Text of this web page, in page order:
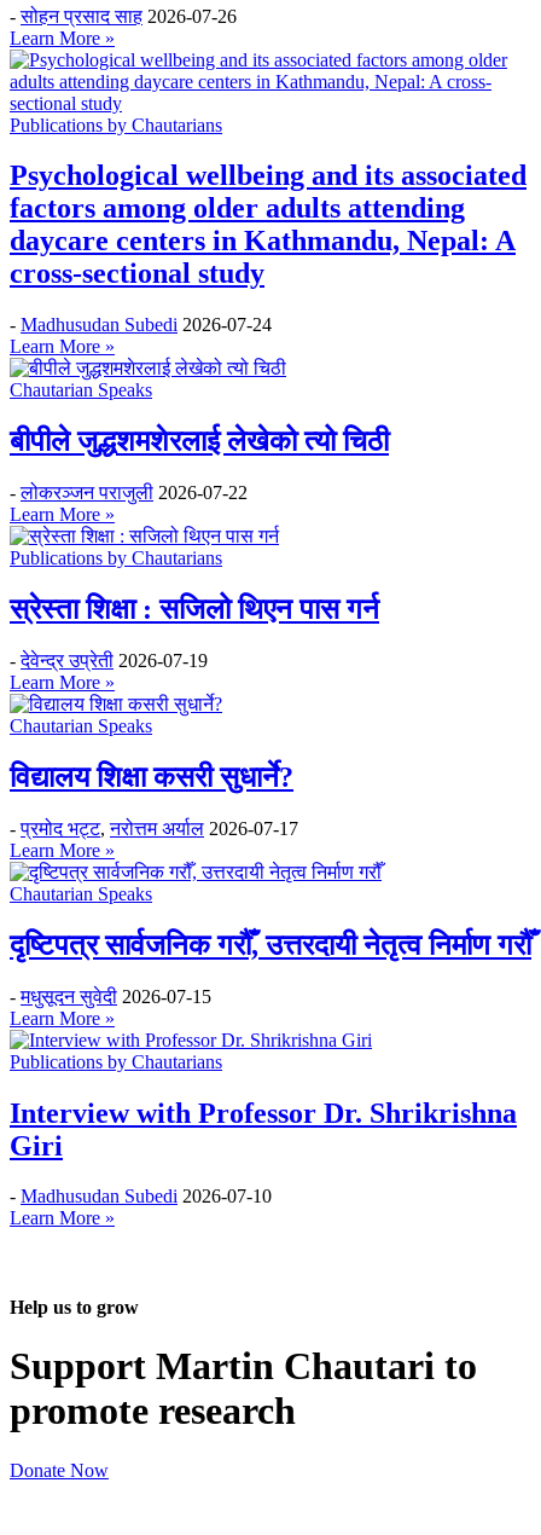
-सोहन प्रसाद साह 2026-07-26
Learn More »
Publications by Chautarians
Psychological wellbeing and its associated
factors among older adults attending
daycare centers in Kathmandu, Nepal: A
cross-sectional study
- Madhusudan Subedi 2026-07-24
Learn More »
Chautarian Speaks
बीपीले जुद्धशमशेरलाई लेखेको त्यो चिठी
-लोकरञ्‍जन पराजुली 2026-07-22
Learn More »
Publications by Chautarians
स्रेस्ता शिक्षा : सजिलो थिएन पास गर्न
-देवेन्द्र उप्रेती 2026-07-19
Learn More »
Chautarian Speaks
विद्यालय शिक्षा कसरी सुधार्ने?
-प्रमोद भट्ट,नरोत्तम अर्याल 2026-07-17
Learn More »
Chautarian Speaks
दृष्टिपत्र सार्वजनिक गरौँ, उत्तरदायी नेतृत्व निर्माण गरौँ
-मधुसूदन सुवेदी 2026-07-15
Learn More »
Publications by Chautarians
Interview with Professor Dr. Shrikrishna
Giri
- Madhusudan Subedi 2026-07-10
Learn More »
Help us to grow
Support Martin Chautari to
promote research
Donate Now